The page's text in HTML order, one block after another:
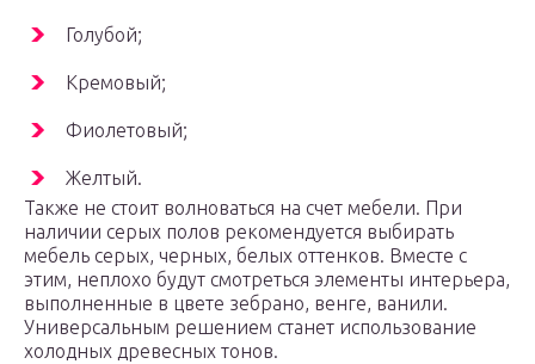
Голубой;
Кремовый;
Фиолетовый;
Желтый.
Также не стоит волноваться на счет мебели. При
наличии серых полов рекомендуется выбирать
мебель серых, черных, белых оттенков. Вместе с
этим, неплохо будут смотреться элементы интерьера,
выполненные в цвете зебрано, венге, ванили.
Универсальным решением станет использование
холодных древесных тонов.